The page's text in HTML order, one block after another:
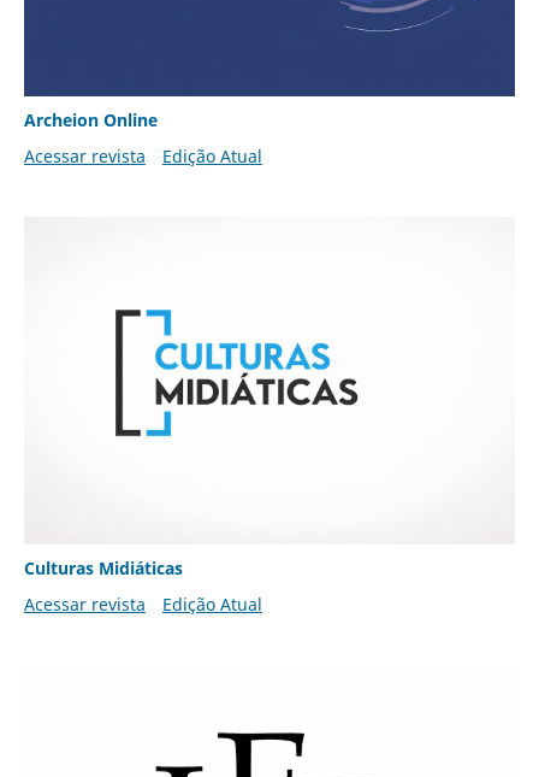
Archeion Online
Acessar revista
Edição Atual
Culturas Midiáticas
Acessar revista
Edição Atual